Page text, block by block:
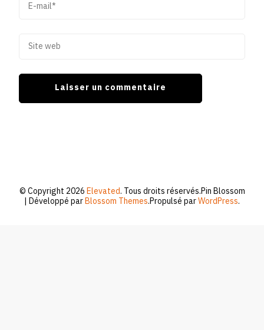
© Copyright 2026Elevated. Tous droits réservés.Pin Blossom
| Développé parBlossom Themes.Propulsé parWordPress.